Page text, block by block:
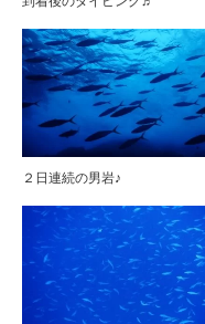
２日連続の男岩♪